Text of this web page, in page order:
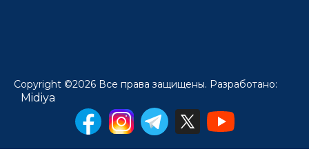
Copyright ©2026 Все права защищены. Разработано:
Midiya